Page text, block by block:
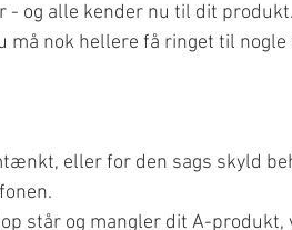
- og alle kender nu til dit produkt.
må nok hellere få ringet til nogle
eller for den sags skyld
står og mangler dit A-produkt,